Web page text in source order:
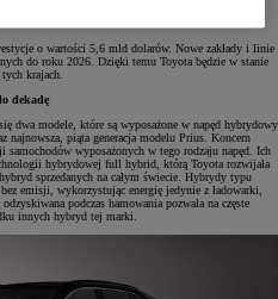
baterii do pojazdów użytkowych oraz poszukuje
o wartości 5,6 mld dolarów. Nowe zakłady i linie
do roku 2026. Dzięki temu Toyota będzie w stanie
krajach.
dekadę
dwa modele, które są wyposażone w napęd hybrydowy
najnowsza, piąta generacja modelu Prius. Koncern
wyposażonych w tego rodzaju napęd. Ich
hybrydowej full hybrid, którą Toyota rozwijała
sprzedanych na całym świecie. Hybrydy typu
emisji, wykorzystując energię jedynie z ładowarki,
podczas hamowania pozwala na częste
innych hybryd tej marki.